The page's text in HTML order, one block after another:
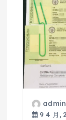
admin
9 4 月,